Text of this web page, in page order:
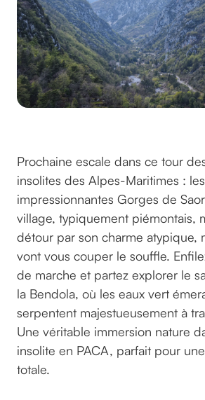
Prochaine escale dans ce tour
insolites des Alpes-Maritimes : les
impressionnantes Gorges de
village, typiquement piémontais,
détour par son charme atypique,
vont vous couper le souffle.
de marche et partez explorer le
la Bendola, où les eaux vert
serpentent majestueusement à
Une véritable immersion nature
insolite en PACA, parfait pour
totale.